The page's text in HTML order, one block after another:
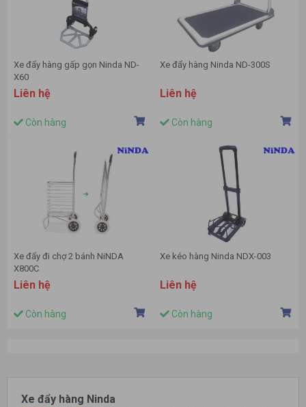
Xe đẩy hàng gấp gọn Ninda ND-
X60
Liên hệ
Còn hàng
Xe đẩy hàng Ninda ND-300S
Liên hệ
Còn hàng
Xe đẩy đi chợ 2 bánh NiNDA
X800C
Liên hệ
Còn hàng
Xe kéo hàng Ninda NDX-003
Liên hệ
Còn hàng
Xe đẩy hàng Ninda